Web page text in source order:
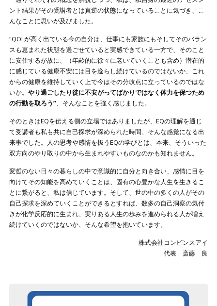
ント結果がその受講者とは真逆の状態になっていることに気づき、こ
んなことに思いが及びました。
“QOLが高く出ている今の自分は、仕事にも家族にもそしてそのバラン
スも恵まれた状態を過ごせていると実感できている一方で、そのこと
に安住するが故に、（年齢的に徐々に老いていくことも含め）潜在的
に感じている健康不安には目を逸らし続けているのではないか、これ
からの健康を維持していく上で今はその分岐点に立っているのではな
いか。 やり過ごしたり徒に不安がってばかりではなく体力を保つため
の行動を取ろう”、そんなことを強く感じました。
そのときはEQを伝える側の立場ではありましたが、EQの理解を通じ
て受講者も私も共に自己探求が深められた時間、そんな感覚になる出
来事でした。人の思考や感情を扱うEQの学びとは、本来、そういった
双方向のやり取りの中から生まれやすいものなのかも知れません。
変哲のない日々の暮らしの中で意識的に自分と向き合い、感情に目を
向けてその知能を高めていくことは、固有の心豊かな人生を生きるこ
とに繋がると、私は信じています。そして、世の中の多くの人がその
自己探求を深めていくことができるとすれば、数多の自己洞察の気付
きが化学反応的に生まれ、実りある人生の歩みを進められる人が増え
続けていくのではないか、そんな希望を抱いています。
株式会社コンビンスアイ
代表 斎藤 良